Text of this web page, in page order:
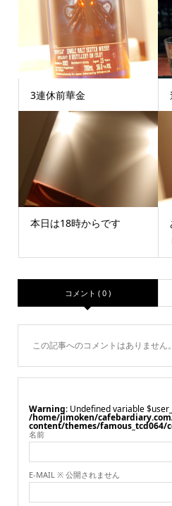
3連休前華金
本日は18時からです
コメント ( 0 )
この記事へのコメントはありません。
Warning : Undefined variable
/home/jimoken/
content/themes/famous_tcd064/
名前
E-MAIL ※ 公開されません